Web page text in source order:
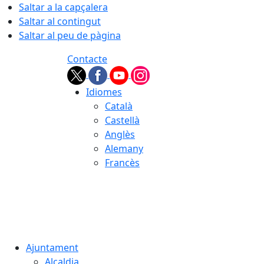
Saltar a la capçalera
Saltar al contingut
Saltar al peu de pàgina
Contacte
Idiomes
Català
Castellà
Anglès
Alemany
Francès
Ajuntament